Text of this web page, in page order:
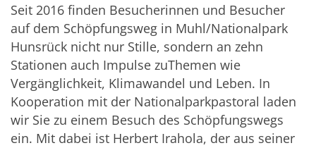
Seit 2016 finden Besucherinnen und Besucher
auf dem Schöpfungsweg in Muhl/Nationalpark
Hunsrück nicht nur Stille, sondern an zehn
Stationen auch Impulse zuThemen wie
Vergänglichkeit, Klimawandel und Leben. In
Kooperation mit der Nationalparkpastoral laden
wir Sie zu einem Besuch des Schöpfungswegs
ein. Mit dabei ist Herbert Irahola, der aus seiner